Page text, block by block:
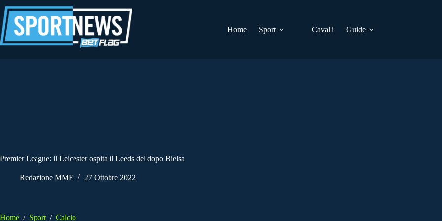
al
contenuto
Home
Sport Cavalli Guide
Premier League: il Leicester ospita il Leeds del dopo Bielsa
Redazione MME 27 Ottobre 2022
Home / Sport / Calcio